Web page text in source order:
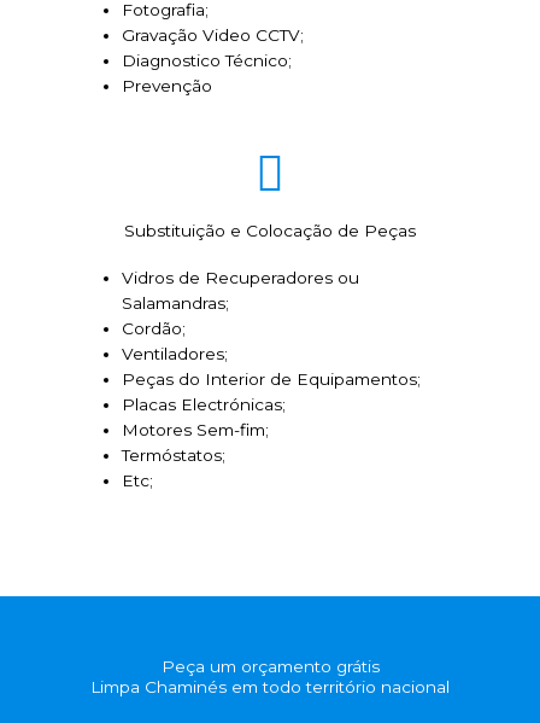
Fotografia;
Gravação Video CCTV;
Diagnostico Técnico;
Prevenção
Substituição e Colocação de Peças
Vidros de Recuperadores ou
Salamandras;
Cordão;
Ventiladores;
Peças do Interior de Equipamentos;
Placas Electrónicas;
Motores Sem-fim;
Termóstatos;
Etc;
Peça um orçamento grátis
Limpa Chaminés em todo território nacional